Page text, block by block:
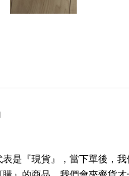
是『現貨』，當下單後，我